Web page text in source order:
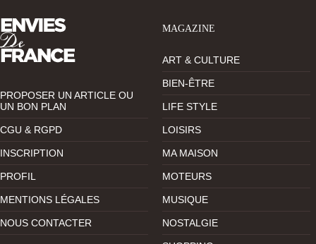
PROPOSER UN ARTICLE OU
UN BON PLAN
CGU & RGPD
INSCRIPTION
PROFIL
MENTIONS LÉGALES
NOUS CONTACTER
MAGAZINE
ART & CULTURE
BIEN-ÊTRE
LIFE STYLE
LOISIRS
MA MAISON
MOTEURS
MUSIQUE
NOSTALGIE